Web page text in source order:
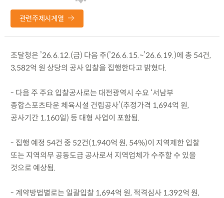
관련주제시계열
조달청은 ’26.6.12.(금) 다음 주(’26.6.15.~’26.6.19.)에 총 54건,
3,582억 원 상당의 공사 입찰을 집행한다고 밝혔다.
- 다음 주 주요 입찰공사로는 대전광역시 수요 ‘서남부
종합스포츠타운 체육시설 건립공사’(추정가격 1,694억 원,
공사기간 1,160일) 등 대형 사업이 포함됨.
- 집행 예정 54건 중 52건(1,940억 원, 54%)이 지역제한 입찰
또는 지역의무 공동도급 공사로서 지역업체가 수주할 수 있을
것으로 예상됨.
- 계약방법별로는 일괄입찰 1,694억 원, 적격심사 1,392억 원,